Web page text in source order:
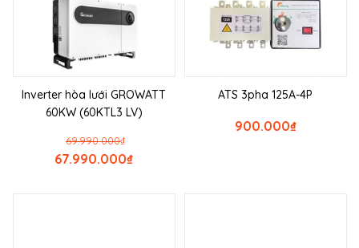
Inverter hòa lưới GROWATT
60KW (60KTL3 LV)
₫
69.990.000
₫
67.990.000
ATS 3pha 125A-4P
₫
900.000